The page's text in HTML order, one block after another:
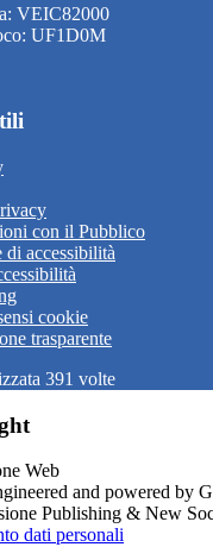
VEIC82000
UF1D0M
con il Pubblico
accessibilità
cookie
trasparente
391 volte
and powered by
Publishing & New
dati personali